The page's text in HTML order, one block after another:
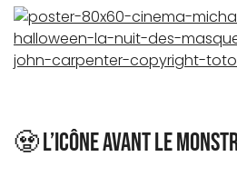
🧟 L’icône avant le